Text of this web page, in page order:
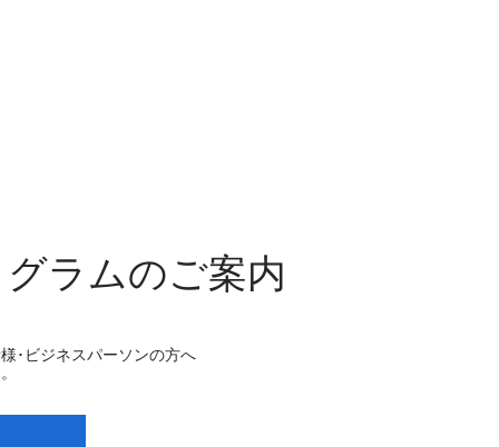
ラムのご案内
･ビジネスパーソンの方へ